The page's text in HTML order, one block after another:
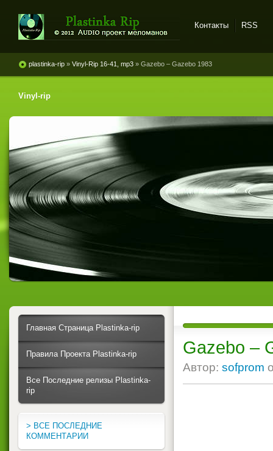
винила и магнитоальбомов
Контакты RSS
plastinka-rip » Vinyl-Rip 16-41, mp3 » Gazebo ‎– Gazebo 1983
Vinyl-rip
Gazebo ‎–
Автор: sofprom
Главная Страница Plastinka-rip
Правила Проекта Plastinka-rip
Все Последние релизы Plastinka-
rip
> ВСЕ ПОСЛЕДНИЕ
КОММЕНТАРИИ